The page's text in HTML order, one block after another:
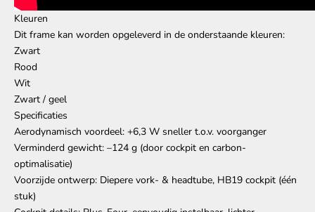
Kleuren
Dit frame kan worden opgeleverd in de onderstaande kleuren:
Zwart
Rood
Wit
Zwart / geel
Specificaties
Aerodynamisch voordeel: +6,3 W sneller t.o.v. voorganger
Verminderd gewicht: –124 g (door cockpit en carbon-
optimalisatie)
Voorzijde ontwerp: Diepere vork- & headtube, HB19 cockpit (één
stuk)